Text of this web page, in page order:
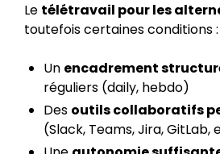
Le télétravail pour les
toutefois certaines conditions :
Un encadrement
réguliers (daily, hebdo)
Des outils collaboratifs
(Slack, Teams, Jira, GitLab,